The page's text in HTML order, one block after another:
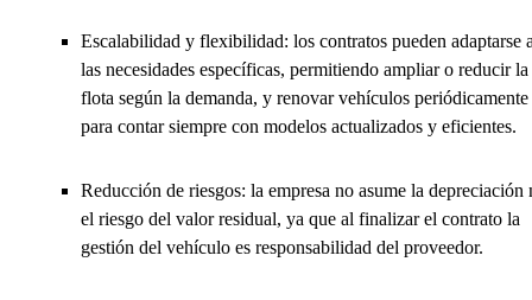
Escalabilidad y flexibilidad: los contratos pueden adaptarse
las necesidades específicas, permitiendo ampliar o reducir la
flota según la demanda, y renovar vehículos periódicamente
para contar siempre con modelos actualizados y eficientes.
Reducción de riesgos: la empresa no asume la depreciación
el riesgo del valor residual, ya que al finalizar el contrato la
gestión del vehículo es responsabilidad del proveedor.